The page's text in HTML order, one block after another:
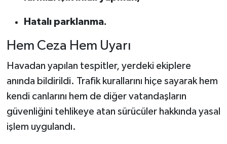
Hatalı parklanma.
Hem Ceza Hem Uyarı
Havadan yapılan tespitler, yerdeki ekiplere
anında bildirildi. Trafik kurallarını hiçe sayarak hem
kendi canlarını hem de diğer vatandaşların
güvenliğini tehlikeye atan sürücüler hakkında yasal
işlem uygulandı.